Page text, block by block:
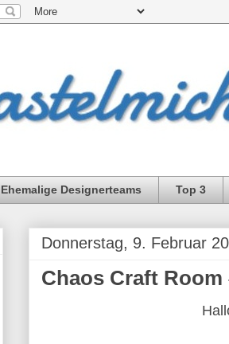
Ehemalige Designerteams Top 3
Donnerstag, 9. Februar
Chaos Craft Room